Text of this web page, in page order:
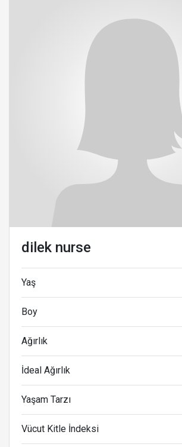
dilek nurse
Yaş
Boy
Ağırlık
İdeal Ağırlık
Yaşam Tarzı
Vücut Kitle İndeksi